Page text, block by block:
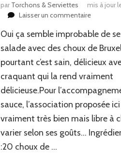
par Torchons & Serviettes mis à jour
Laisser un commentairesur
de
choux
Bruxelles
au
Oui ça semble improbable de
salade avec des choux de
pourtant c’est sain, délicieux
craquant qui la rend vraiment
délicieuse.Pour
sauce, l’association proposée
vraiment très bien mais libre à
varier selon ses goûts…
:20 choux de …